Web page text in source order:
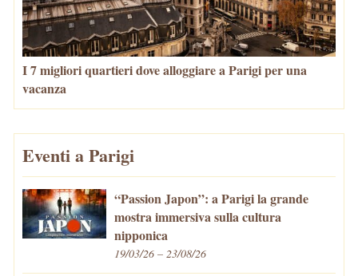
I 7 migliori quartieri dove alloggiare a Parigi per una
vacanza
Eventi a Parigi
“Passion Japon”: a Parigi la grande
mostra immersiva sulla cultura
nipponica
19/03/26 – 23/08/26